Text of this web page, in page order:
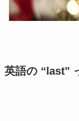
英語の “last”